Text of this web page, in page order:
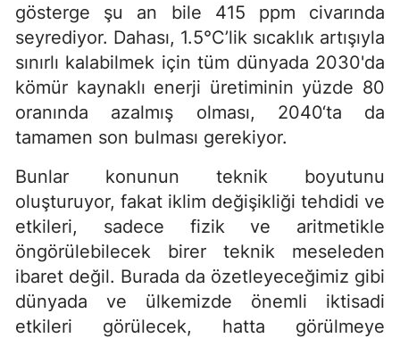
gösterge şu an bile 415 ppm civarında
seyrediyor. Dahası, 1.5°C’lik sıcaklık artışıyla
sınırlı kalabilmek için tüm dünyada 2030'da
kömür kaynaklı enerji üretiminin yüzde 80
oranında azalmış olması, 2040‘ta da
tamamen son bulması gerekiyor.
Bunlar konunun teknik boyutunu
oluşturuyor, fakat iklim değişikliği tehdidi ve
etkileri, sadece fizik ve aritmetikle
öngörülebilecek birer teknik meseleden
ibaret değil. Burada da özetleyeceğimiz gibi
dünyada ve ülkemizde önemli iktisadi
etkileri görülecek, hatta görülmeye